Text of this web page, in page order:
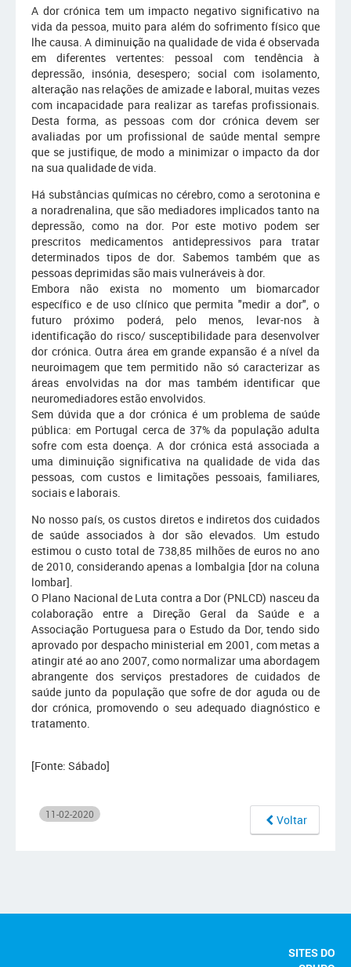
A dor crónica tem um impacto negativo significativo na
vida da pessoa, muito para além do sofrimento físico que
lhe causa. A diminuição na qualidade de vida é observada
em diferentes vertentes: pessoal com tendência à
depressão, insónia, desespero; social com isolamento,
alteração nas relações de amizade e laboral, muitas vezes
com incapacidade para realizar as tarefas profissionais.
Desta forma, as pessoas com dor crónica devem ser
avaliadas por um profissional de saúde mental sempre
que se justifique, de modo a minimizar o impacto da dor
na sua qualidade de vida.
Há substâncias químicas no cérebro, como a serotonina e
a noradrenalina, que são mediadores implicados tanto na
depressão, como na dor. Por este motivo podem ser
prescritos medicamentos antidepressivos para tratar
determinados tipos de dor. Sabemos também que as
pessoas deprimidas são mais vulneráveis à dor.
Embora não exista no momento um biomarcador
específico e de uso clínico que permita "medir a dor", o
futuro próximo poderá, pelo menos, levar-nos à
identificação do risco/ susceptibilidade para desenvolver
dor crónica. Outra área em grande expansão é a nível da
neuroimagem que tem permitido não só caracterizar as
áreas envolvidas na dor mas também identificar que
neuromediadores estão envolvidos.
Sem dúvida que a dor crónica é um problema de saúde
pública: em Portugal cerca de 37% da população adulta
sofre com esta doença. A dor crónica está associada a
uma diminuição significativa na qualidade de vida das
pessoas, com custos e limitações pessoais, familiares,
sociais e laborais.
No nosso país, os custos diretos e indiretos dos cuidados
de saúde associados à dor são elevados. Um estudo
estimou o custo total de 738,85 milhões de euros no ano
de 2010, considerando apenas a lombalgia [dor na coluna
lombar].
O Plano Nacional de Luta contra a Dor (PNLCD) nasceu da
colaboração entre a Direção Geral da Saúde e a
Associação Portuguesa para o Estudo da Dor, tendo sido
aprovado por despacho ministerial em 2001, com metas a
atingir até ao ano 2007, como normalizar uma abordagem
abrangente dos serviços prestadores de cuidados de
saúde junto da população que sofre de dor aguda ou de
dor crónica, promovendo o seu adequado diagnóstico e
tratamento.
[Fonte: Sábado]
11-02-2020 Voltar
SITES DO